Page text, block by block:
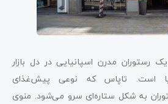
Mercado de La Reina یک رستوران مدرن اسپانیایی در دل بازار
است. تاپاس‌ که نوعی پیش‌غذای
به شکل ستاره‌ای سرو می‌شود. منوی